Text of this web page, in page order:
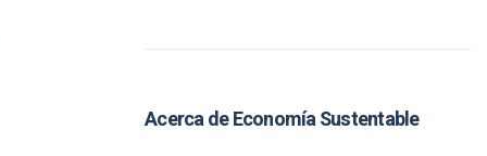
Acerca de Economía Sustentable